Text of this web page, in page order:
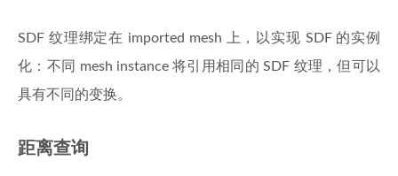
SDF 纹理绑定在 imported mesh 上，以实现 SDF 的实例
化：不同 mesh instance 将引用相同的 SDF 纹理，但可以
具有不同的变换。
距离查询